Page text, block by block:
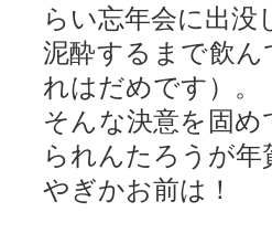
らい忘年会に出没
泥酔するまで飲
れはだめです）。
そんな決意を固
られんたろうが年
やぎかお前は！